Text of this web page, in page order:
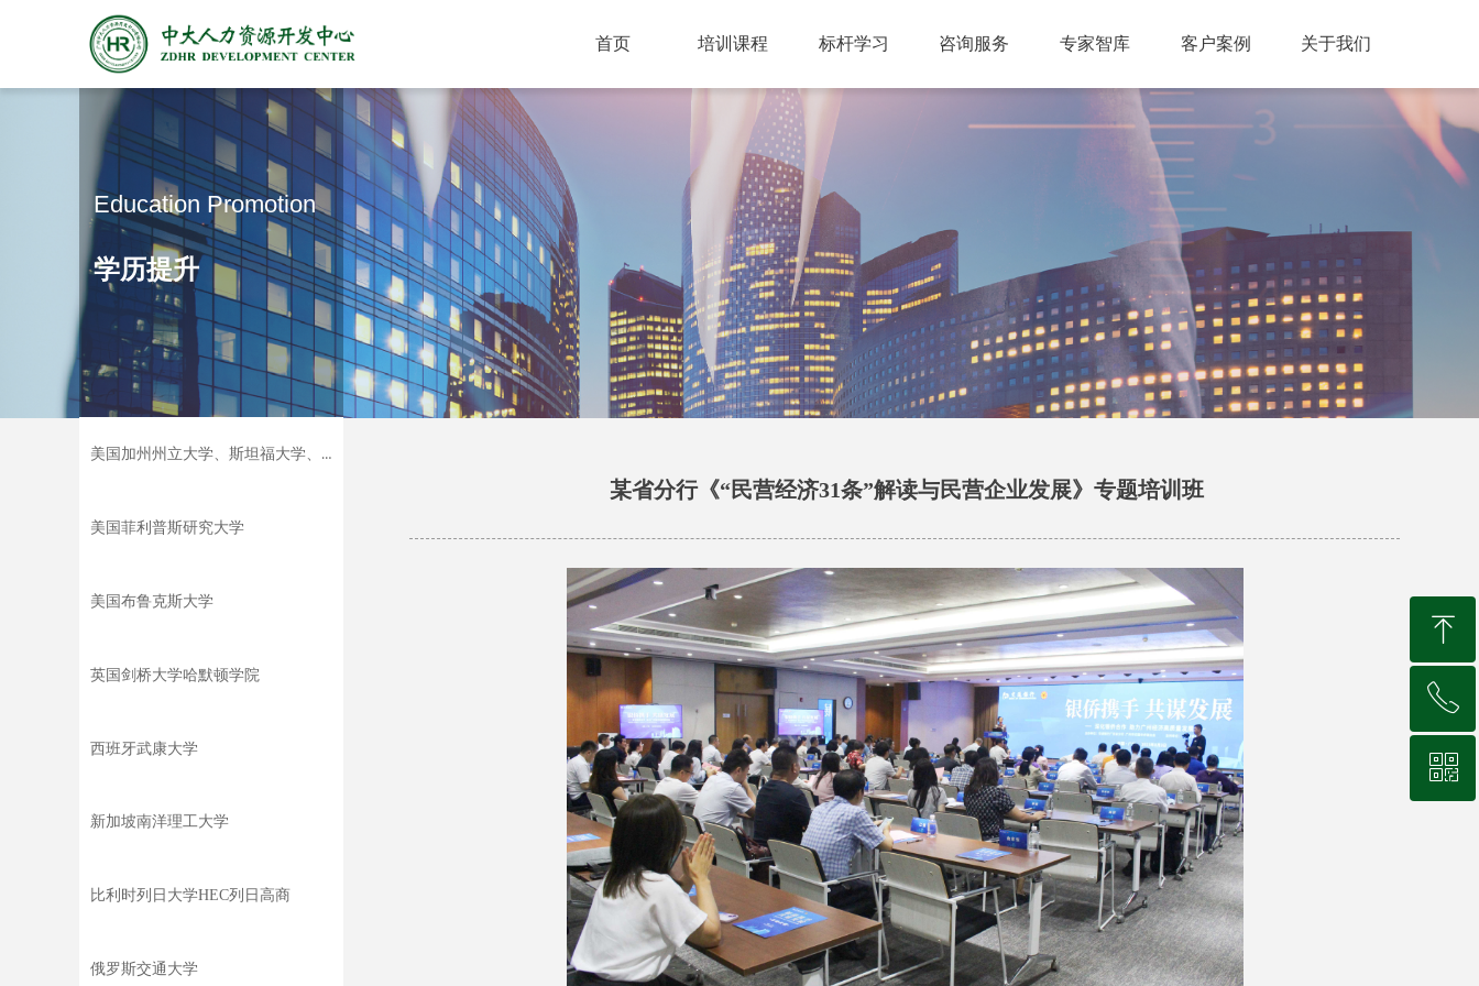
首页 培训课程 标杆学习 咨询服务 专家智库 客户案例 关于我们
某省分行《“民营经济31条”解读与民营企业发展》专题培训班
Education Promotion
学历提升
美国加州州立大学、斯坦福大学、伯克利加州大学三校合办。
美国菲利普斯研究大学
美国布鲁克斯大学
英国剑桥大学哈默顿学院
西班牙武康大学
新加坡南洋理工大学
比利时列日大学HEC列日高商
俄罗斯交通大学
ꁸ
回到顶部
ꂅ
020-8411 5518
ꀥ